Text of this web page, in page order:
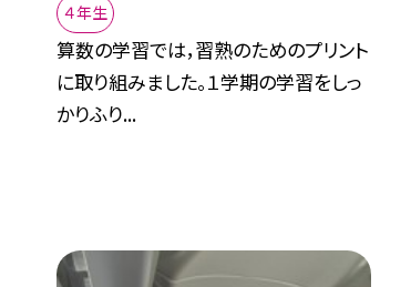
４年生
算数の学習では，習熟のためのプリント
に取り組みました。１学期の学習をしっ
かりふり...